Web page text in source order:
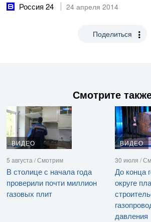
Россия 24 24 апреля 2014
Поделиться
Смотрите
ВИДЕО
5 августа / Смотрим
В столице с начала года
проверили почти миллион
газовых плит
ВИДЕО
30 июля /
До конца
округе
давления